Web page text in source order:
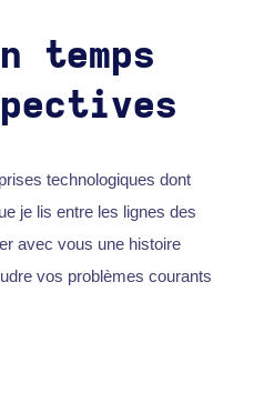
temps
technologiques dont
je lis entre les lignes des
avec vous une histoire
vos problèmes courants